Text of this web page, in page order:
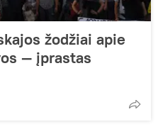
žodžiai apie
— įprastas